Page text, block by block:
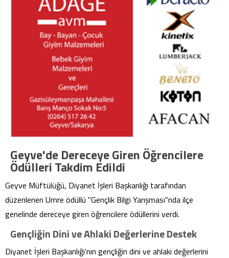
Geyve'de Dereceye Giren Öğrencilere
Ödülleri Takdim Edildi
Geyve Müftülüğü, Diyanet İşleri Başkanlığı tarafından
düzenlenen Umre ödüllü "Gençlik Bilgi Yarışması"nda ilçe
genelinde dereceye giren öğrencilere ödüllerini verdi.
Gençliğin Dini ve Ahlaki Değerlerine Destek
Diyanet İşleri Başkanlığı'nın gençliğin dini ve ahlaki değerlerini